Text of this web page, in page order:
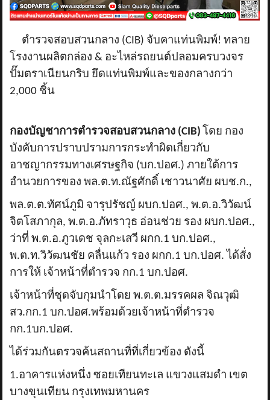
ตำรวจสอบสวนกลาง (CIB) จับคาแท่นพิมพ์! ทลาย
โรงงานผลิตกล่อง& อะไหล่รถยนต์ปลอมครบวงจร
ปั๊มตราเนียนกริบ ยึดแท่นพิมพ์และของกลางกว่า
2,000 ชิ้น
กองบัญชาการตำรวจสอบสวนกลาง (CIB) โดย กอง
บังคับการปราบปรามการกระทำผิดเกี่ยวกับ
อาชญากรรมทางเศรษฐกิจ (บก.ปอศ.) ภายใต้การ
อำนวยการของ พล.ต.ท.ณัฐศักดิ์ เชาวนาศัย ผบช.ก.,
พล.ต.ต.ทัศน์ภูมิ จารุปรัชญ์ ผบก.ปอศ.,พ.ต.อ.วิวัฒน์
จิตโสภากุล,พ.ต.อ.ภัทราวุธ อ่อนช่วย รอง ผบก.ปอศ.,
ว่าที่ พ.ต.อ.ภูวเดช จุลกะเสวี ผกก.1 บก.ปอศ.,
พ.ต.ท.วิวัฒนชัย คลื่นแก้ว รอง ผกก.1 บก.ปอศ. ได้สั่ง
การให้ เจ้าหน้าที่ตำรวจ กก.1 บก.ปอศ.
เจ้าหน้าที่ชุดจับกุมนำโดย พ.ต.ต.มรรคผล จิณวุฒิ
สว.กก.1 บก.ปอศ.พร้อมด้วยเจ้าหน้าที่ตำรวจ
กก.1บก.ปอศ.
ได้ร่วมกันตรวจค้นสถานที่ที่เกี่ยวข้อง ดังนี้
1.อาคารแห่งหนึ่ง ซอยเทียนทะเล แขวงแสมดำ เขต
บางขุนเทียน กรุงเทพมหานคร